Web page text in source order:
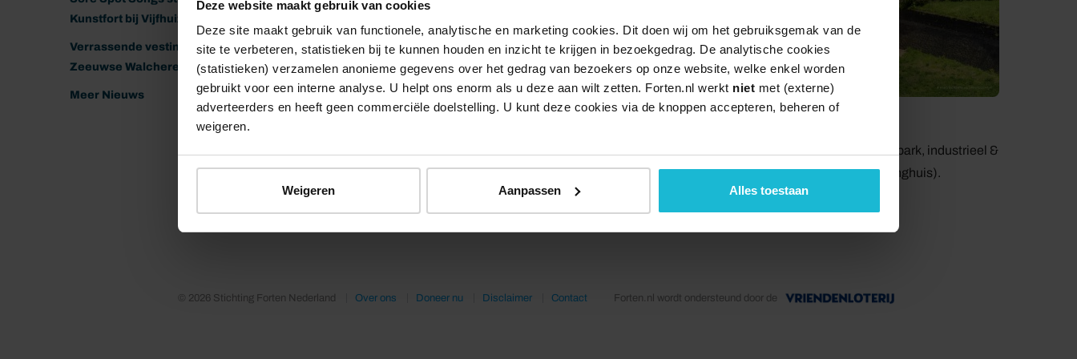
Deze website maakt gebruik van cookies
Deze site maakt gebruik van functionele, analytische en marketing cookies. Dit doen wij om het gebruiksgemak van de
site te verbeteren, statistieken bij te kunnen houden en inzicht te krijgen in bezoekgedrag. De analytische cookies
(statistieken) verzamelen anonieme gegevens over het gedrag van bezoekers op onze website, welke enkel worden
gebruikt voor een interne analyse. U helpt ons enorm als u deze aan wilt zetten. Forten.nl werkt niet met (externe)
adverteerders en heeft geen commerciële doelstelling. U kunt deze cookies via de knoppen accepteren, beheren of
weigeren.
Weigeren Aanpassen Alles toestaan
Kunstfort bij Vijfhuizen
Verrassende vestingen van het
Zeeuwse Walcheren
Meer Nieuws
volop ruimte voor flora en fauna én cultureel erfgoed.
Bezoekers van het Frontenpark kunnen genieten van ruim 20
hectare unieke natuur, omzoomd door de eind achttiende
eeuw voltooide vestingwerken van de ‘Linie du Dumoulin’ en
de negentiende-eeuwse ‘Nieuwe Bossche Fronten’. Om
naastgelegen nieuwe, bruisende stadswijk Sphinxkwartier is de wandelroute ‘Sphinxkwartier en Frontenpark, industrieel &
eigenwijs’ ontwikkeld. De wandelroute is verkrijgbaar bij hetMaastricht Visitor Center(Kleine Staat 1, Dinghuis).
© 2026 Stichting Forten Nederland Over ons Doneer nu Disclaimer Contact Forten.nl wordt ondersteund door de